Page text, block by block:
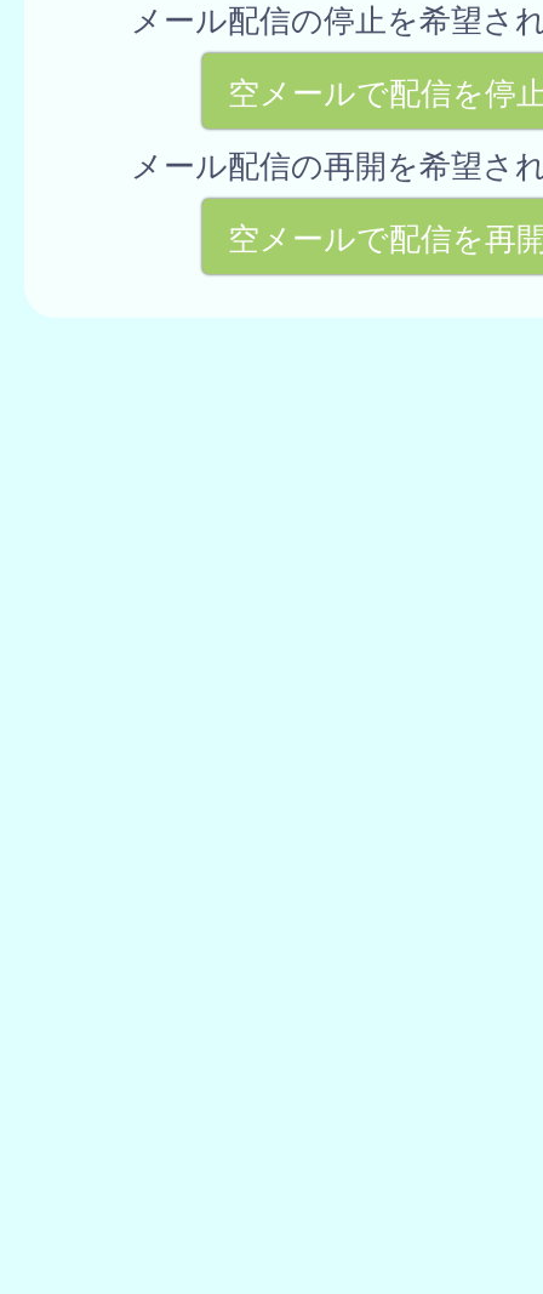
メール配信の停止を希望さ
空メールで配信を停
メール配信の再開を希望さ
空メールで配信を再